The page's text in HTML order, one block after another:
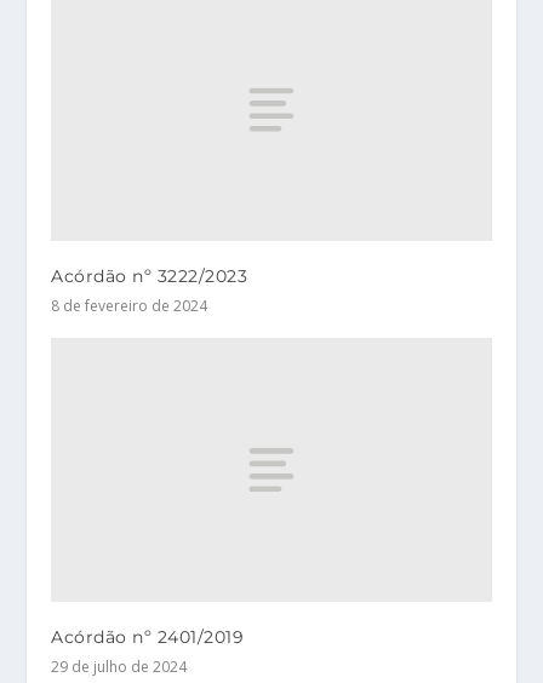
Acórdão nº 3222/2023
8 de fevereiro de 2024
Acórdão nº 2401/2019
29 de julho de 2024